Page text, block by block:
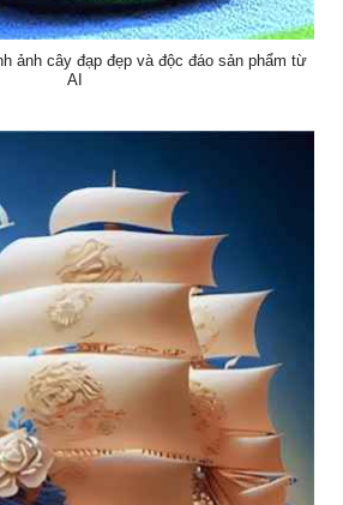
ảnh cây đạp đẹp và độc đáo sản phẩm từ
AI